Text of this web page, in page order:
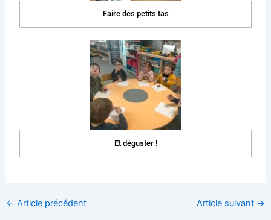
Faire des petits tas
Et déguster !
← Article précédent Article suivant →